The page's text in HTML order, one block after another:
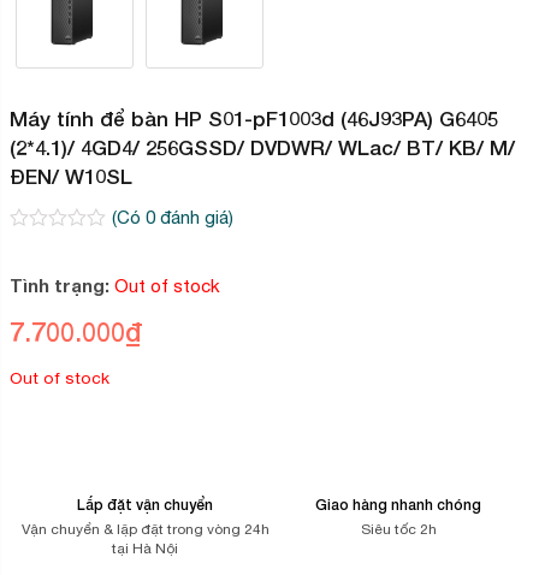
Máy tính để bàn HP S01-pF1003d (46J93PA) G6405
(2*4.1)/ 4GD4/ 256GSSD/ DVDWR/ WLac/ BT/ KB/ M/
ĐEN/ W10SL
5
đánh
(Có 0đánh giá)
Tình trạng: Out of stock
7.700.000₫
Out of stock
Lắp đặt vận chuyển
Vận chuyển & lặp đặt trong vòng 24h
tại Hà Nội
Giao hàng nhanh chóng
Siêu tốc 2h